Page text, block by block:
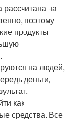
рассчитана на
поэтому
продукты
на людей,
деньги,
как
средства. Все